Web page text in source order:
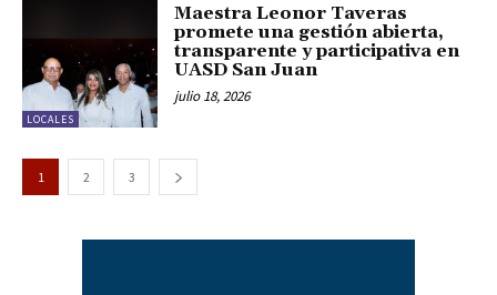
LOCALES
Maestra Leonor Taveras
promete una gestión abierta,
transparente y participativa en
UASD San Juan
julio 18, 2026
1 2 3